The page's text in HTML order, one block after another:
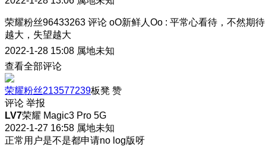
荣耀粉丝96433263 评论 oO新鲜人Oo : 平常心看待，不然期待
越大，失望越大
2022-1-28 15:08 属地未知
查看全部评论
荣耀粉丝213577239板凳 赞
评论 举报
LV7荣耀 Magic3 Pro 5G
2022-1-27 16:58 属地未知
正常用户是不是都申请no log版呀